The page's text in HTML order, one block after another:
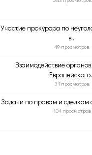
Участие прокурора по
в...
49 просмотров
Взаимодействие
31 просмотров
Задачи по правам и сделкам
104 просмотров